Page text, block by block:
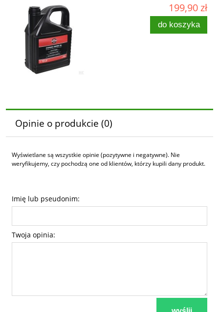
199,90 zł
do koszyka
Opinie o produkcie (0)
Wyświetlane są wszystkie opinie (pozytywne i negatywne). Nie
weryfikujemy, czy pochodzą one od klientów, którzy kupili dany produkt.
Imię lub pseudonim:
Twoja opinia: